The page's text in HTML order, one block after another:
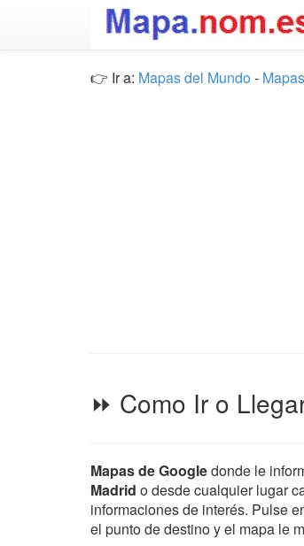
👉 Ir a: Mapas del Mundo -
⏩ Como Ir o
Mapas de Googledonde le
Madrid o desde cualquier lugar
informaciones de interés. Pulse
el punto de destino y el mapa le